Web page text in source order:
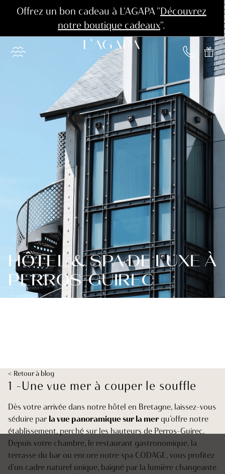
Offrez un bon cadeau à L'AGAPA "Découvrez
notre boutique cadeaux".
HÔTEL & SPA DE LUXE À
PERROS-GUIREC
< Retour à blog
1 -Une vue mer à couper le souffle
Dès votre arrivée dans notre hôtel en Bretagne, laissez-vous
séduire par la vue panoramique sur la merqu’offre notre
établissement, perché sur les hauteurs de Perros-Guirec.
Depuis votre chambre, le restaurant gastronomique, la
terrasse du bar ou encore notre spa CODAGE, vous profitez
d’un cadre naturel unique, baigné par la lumière changeante